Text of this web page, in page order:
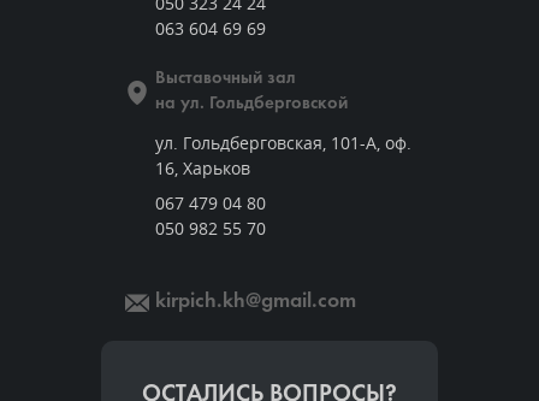
063 604 69 69
Выставочный зал
на ул. Гольдберговской
ул. Гольдберговская, 101-А, оф.
16, Харьков
067 479 04 80
050 982 55 70
kirpich.kh@gmail.com
ОСТАЛИСЬ ВОПРОСЫ?